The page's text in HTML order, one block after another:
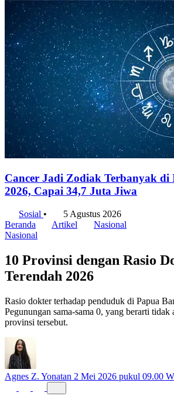
Cancer Jadi Zodiak Terbanyak di
2026, Capai 34,7 Juta Jiwa
Sosial •
5 Agustus 2026
Beranda
Artikel
Nasional
Nasional
10 Provinsi dengan Rasio
Terendah 2026
Rasio dokter terhadap penduduk di Papua
Pegunungan sama-sama 0, yang berarti tidak
provinsi tersebut.
Agnes Z. Yonatan 2 Mei 2026 pukul 09.00